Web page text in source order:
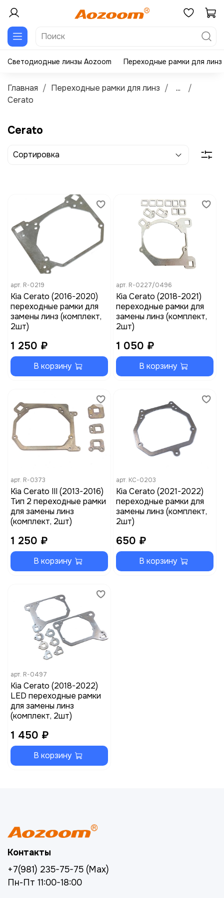
Светодиодные линзы Aozoom Переходные рамки для линз
Главная Переходные рамки для линз
...
Cerato
Cerato
арт. R-0219
Kia Cerato (2016-2020)
переходные рамки для
замены линз (комплект,
2шт)
1 250 ₽
В корзину
арт. R-0227/0496
Kia Cerato (2018-2021)
переходные рамки для
замены линз (комплект,
2шт)
1 050 ₽
В корзину
арт. R-0373
Kia Cerato III (2013-2016)
Тип 2 переходные рамки
для замены линз
(комплект, 2шт)
1 250 ₽
В корзину
арт. KC-0203
Kia Cerato (2021-2022)
переходные рамки для
замены линз (комплект,
2шт)
650 ₽
В корзину
арт. R-0497
Kia Cerato (2018-2022)
LED переходные рамки
для замены линз
(комплект, 2шт)
1 450 ₽
В корзину
Контакты
+7(981) 235-75-75 (Max)
Пн-Пт 11:00-18:00